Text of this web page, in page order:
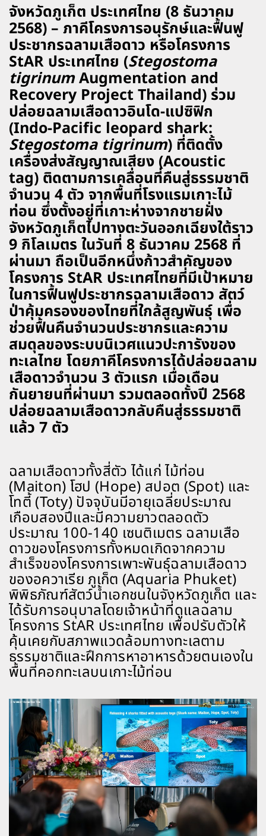
จังหวัดภูเก็ต ประเทศไทย (8 ธันวาคม
2568) – ภาคีโครงการอนุรักษ์และฟื้นฟู
ประชากรฉลามเสือดาว หรือโครงการ
StAR ประเทศไทย (Stegostoma
tigrinumAugmentation and
Recovery Project Thailand) ร่วม
ปล่อยฉลามเสือดาวอินโด-แปซิฟิก
(Indo-Pacific leopard shark:
Stegostoma tigrinum) ที่ติดตั้ง
เครื่องส่งสัญญาณเสียง (Acoustic
tag) ติดตามการเคลื่อนที่คืนสู่ธรรมชาติ
จำนวน 4 ตัว จากพื้นที่โรงแรมเกาะไม้
ท่อน ซึ่งตั้งอยู่ที่เกาะห่างจากชายฝั่ง
จังหวัดภูเก็ตไปทางตะวันออกเฉียงใต้ราว
9 กิโลเมตร ในวันที่ 8 ธันวาคม 2568 ที่
ผ่านมา ถือเป็นอีกหนึ่งก้าวสำคัญของ
โครงการ StAR ประเทศไทยที่มีเป้าหมาย
ในการฟื้นฟูประชากรฉลามเสือดาว สัตว์
ป่าคุ้มครองของไทยที่ใกล้สูญพันธุ์ เพื่อ
ช่วยฟื้นคืนจำนวนประชากรและความ
สมดุลของระบบนิเวศแนวปะการังของ
ทะเลไทย โดยภาคีโครงการได้ปล่อยฉลาม
เสือดาวจำนวน 3 ตัวแรก เมื่อเดือน
กันยายนที่ผ่านมา รวมตลอดทั้งปี 2568
ปล่อยฉลามเสือดาวกลับคืนสู่ธรรมชาติ
แล้ว 7 ตัว
ฉลามเสือดาวทั้งสี่ตัว ได้แก่ ไม้ท่อน
(Maiton) โฮป (Hope) สปอต (Spot) และ
โทตี้ (Toty) ปัจจุบันมีอายุเฉลี่ยประมาณ
เกือบสองปีและมีความยาวตลอดตัว
ประมาณ 100-140 เซนติเมตร ฉลามเสือ
ดาวของโครงการทั้งหมดเกิดจากความ
สำเร็จของโครงการเพาะพันธุ์ฉลามเสือดาว
ของอควาเรีย ภูเก็ต (Aquaria Phuket)
พิพิธภัณฑ์สัตว์น้ำเอกชนในจังหวัดภูเก็ต และ
ได้รับการอนุบาลโดยเจ้าหน้าที่ดูแลฉลาม
โครงการ StAR ประเทศไทย เพื่อปรับตัวให้
คุ้นเคยกับสภาพแวดล้อมทางทะเลตาม
ธรรมชาติและฝึกการหาอาหารด้วยตนเองใน
พื้นที่คอกทะเลบนเกาะไม้ท่อน